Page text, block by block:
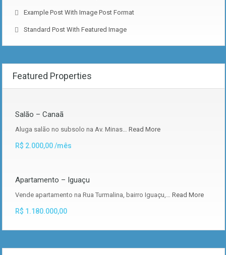
Example Post With Image Post Format
Standard Post With Featured Image
Featured Properties
Salão – Canaã
Aluga salão no subsolo na Av. Minas… Read More
R$ 2.000,00 /mês
Apartamento – Iguaçu
Vende apartamento na Rua Turmalina, bairro Iguaçu,… Read More
R$ 1.180.000,00